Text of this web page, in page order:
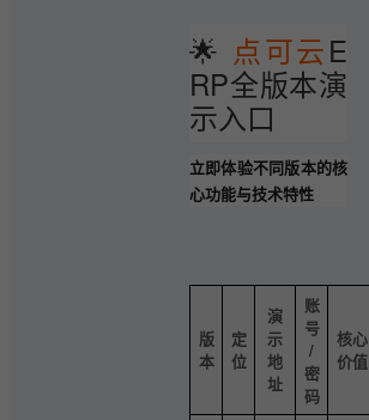
🌟 点可云E
RP全版本演
示入口
立即体验不同版本的核
心功能与技术特性
版
本
定
位
演
示
地
址
账
号
/
密
码
核心
价值